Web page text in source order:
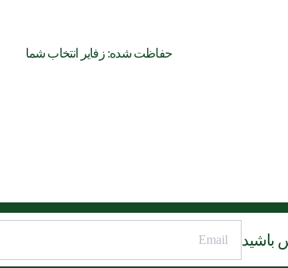
حفاظت شده: زفایر انتخاب شما
باشید
تماس تلاش